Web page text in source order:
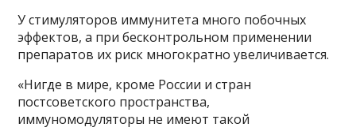
У стимуляторов иммунитета много побочных
эффектов, а при бесконтрольном применении
препаратов их риск многократно увеличивается.
«Нигде в мире, кроме России и стран
постсоветского пространства,
иммуномодуляторы не имеют такой